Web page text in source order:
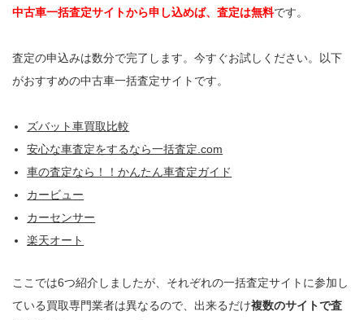
中古車一括査定サイトから申し込めば、査定は無料です。
査定の申込みは数分で完了します。今すぐお試しください。以下
がおすすめの中古車一括査定サイトです。
ズバット車買取比較
安心な車査定をするなら一括査定.com
車の査定なら！！かんたん車査定ガイド
カービュー
カーセンサー
楽天オート
ここでは6つ紹介しましたが、それぞれの一括査定サイトに参加し
ている買取専門業者は異なるので、出来るだけ複数のサイトで査